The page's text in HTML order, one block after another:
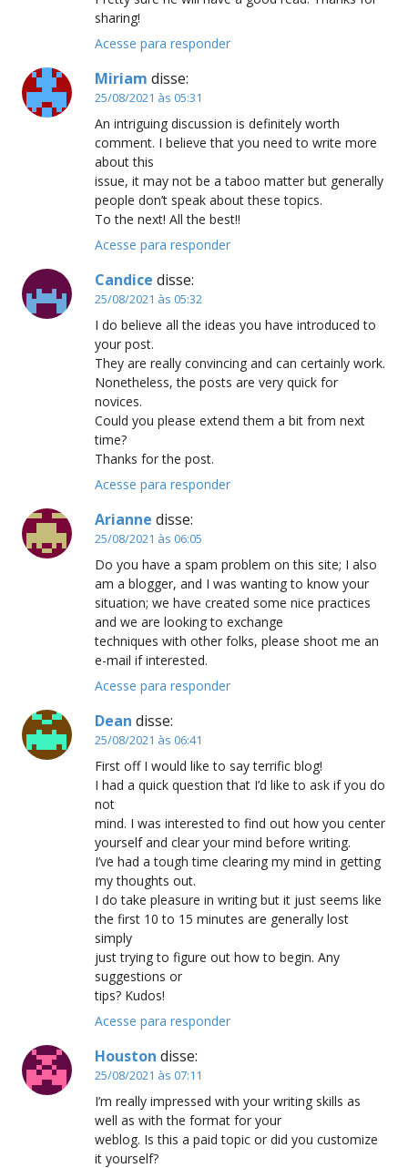
sharing!
Acesse para responder
Miriam disse:
25/08/2021 às 05:31
An intriguing discussion is definitely worth
comment. I believe that you need to write more
about this
issue, it may not be a taboo matter but generally
people don’t speak about these topics.
To the next! All the best!!
Acesse para responder
Candice disse:
25/08/2021 às 05:32
I do believe all the ideas you have introduced to
your post.
They are really convincing and can certainly work.
Nonetheless, the posts are very quick for
novices.
Could you please extend them a bit from next
time?
Thanks for the post.
Acesse para responder
Arianne disse:
25/08/2021 às 06:05
Do you have a spam problem on this site; I also
am a blogger, and I was wanting to know your
situation; we have created some nice practices
and we are looking to exchange
techniques with other folks, please shoot me an
e-mail if interested.
Acesse para responder
Dean disse:
25/08/2021 às 06:41
First off I would like to say terrific blog!
I had a quick question that I’d like to ask if you do
not
mind. I was interested to find out how you center
yourself and clear your mind before writing.
I’ve had a tough time clearing my mind in getting
my thoughts out.
I do take pleasure in writing but it just seems like
the first 10 to 15 minutes are generally lost
simply
just trying to figure out how to begin. Any
suggestions or
tips? Kudos!
Acesse para responder
Houston disse:
25/08/2021 às 07:11
I’m really impressed with your writing skills as
well as with the format for your
weblog. Is this a paid topic or did you customize
it yourself?